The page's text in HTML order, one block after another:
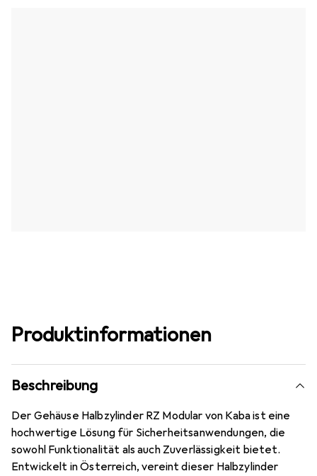
Produktinformationen
Beschreibung
Der Gehäuse Halbzylinder RZ Modular von Kaba ist eine
hochwertige Lösung für Sicherheitsanwendungen, die
sowohl Funktionalität als auch Zuverlässigkeit bietet.
Entwickelt in Österreich, vereint dieser Halbzylinder